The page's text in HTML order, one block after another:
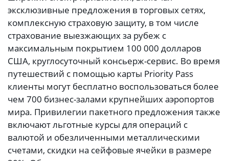
эксклюзивные предложения в торговых сетях,
комплексную страховую защиту, в том числе
страхование выезжающих за рубеж с
максимальным покрытием 100 000 долларов
США, круглосуточный консьерж-сервис. Во время
путешествий с помощью карты Priority Pass
клиенты могут бесплатно воспользоваться более
чем 700 бизнес-залами крупнейших аэропортов
мира. Привилегии пакетного предложения также
включают льготные курсы для операций с
валютой и обезличенными металлическими
счетами, скидки на сейфовые ячейки в размере